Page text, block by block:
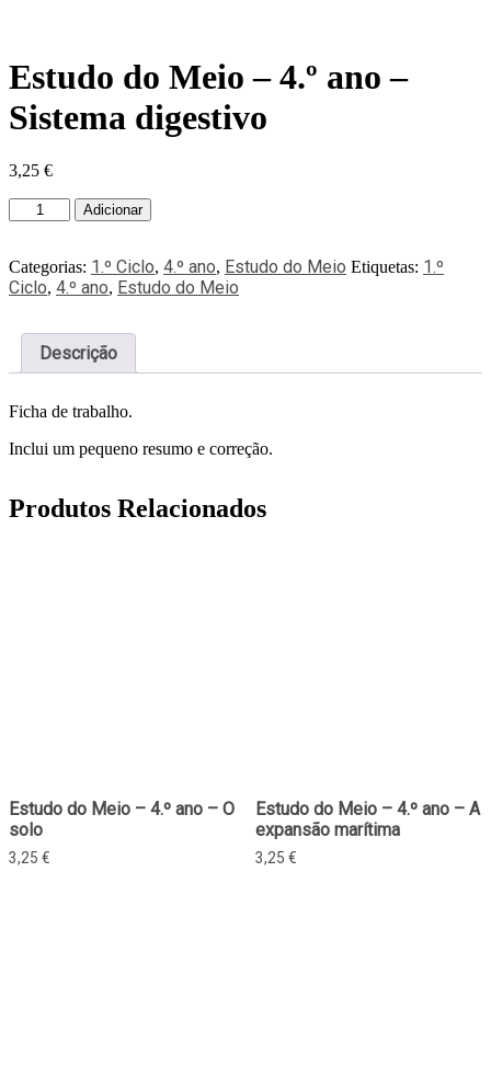
Estudo do Meio – 4.º ano –
Sistema digestivo
3,25 €
Adicionar
Categorias: 1.º Ciclo, 4.º ano, Estudo do Meio Etiquetas: 1.º
Ciclo, 4.º ano, Estudo do Meio
Descrição
Ficha de trabalho.
Inclui um pequeno resumo e correção.
Produtos Relacionados
Estudo do Meio – 4.º ano – O
solo
3,25 €
Estudo do Meio – 4.º ano – A
expansão marítima
3,25 €